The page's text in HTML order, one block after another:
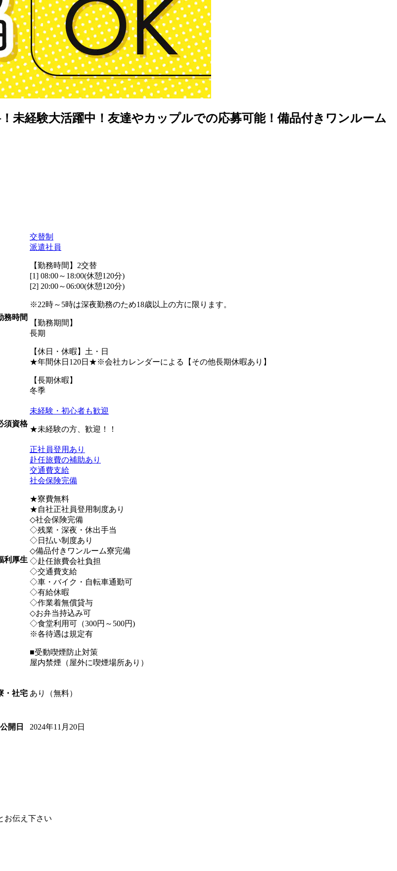
未経験大活躍中！友達やカップルでの応募可能！備品付きワンルーム
務時間
交替制
派遣社員
【勤務時間】2交替
[1] 08:00～18:00(休憩120分)
[2] 20:00～06:00(休憩120分)
※22時～5時は深夜勤務のため18歳以上の方に限ります。
【勤務期間】
長期
【休日・休暇】土・日
★年間休日120日★※会社カレンダーによる【その他長期休暇あり】
【長期休暇】
冬季
須資格
未経験・初心者も歓迎
★未経験の方、歓迎！！
利厚生
正社員登用あり
赴任旅費の補助あり
交通費支給
社会保険完備
★寮費無料
★自社正社員登用制度あり
◇社会保険完備
◇残業・深夜・休出手当
◇日払い制度あり
◇備品付きワンルーム寮完備
◇赴任旅費会社負担
◇交通費支給
◇車・バイク・自転車通勤可
◇有給休暇
◇作業着無償貸与
◇お弁当持込み可
◇食堂利用可（300円～500円)
※各待遇は規定有
■受動喫煙防止対策
屋内禁煙（屋外に喫煙場所あり）
・社宅 あり（無料）
公開日 2024年11月20日
お伝え下さい